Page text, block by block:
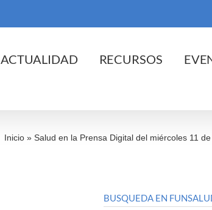
ACTUALIDAD RECURSOS
Inicio » Salud en la Prensa Digital del miércoles 11
BUSQUEDA EN